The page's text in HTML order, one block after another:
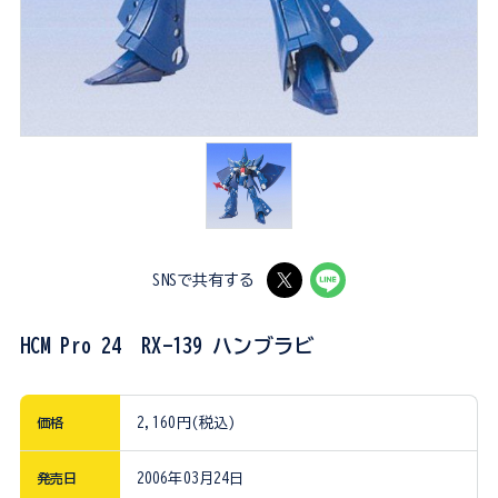
SNSで共有する
HCM Pro 24 RX-139 ハンブラビ
価格 2,160円(税込)
発売日 2006年03月24日